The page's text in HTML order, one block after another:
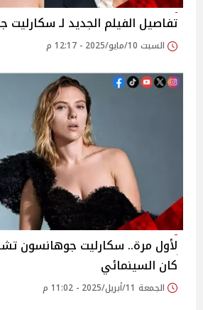
تفاصيل الفيلم الجديد لـ
السبت 10/مايو/2025 - 12:17 م
لأول مرة.. سكارليت جوهانسون
كان السينمائي
الجمعة 11/أبريل/2025 - 11:02 م